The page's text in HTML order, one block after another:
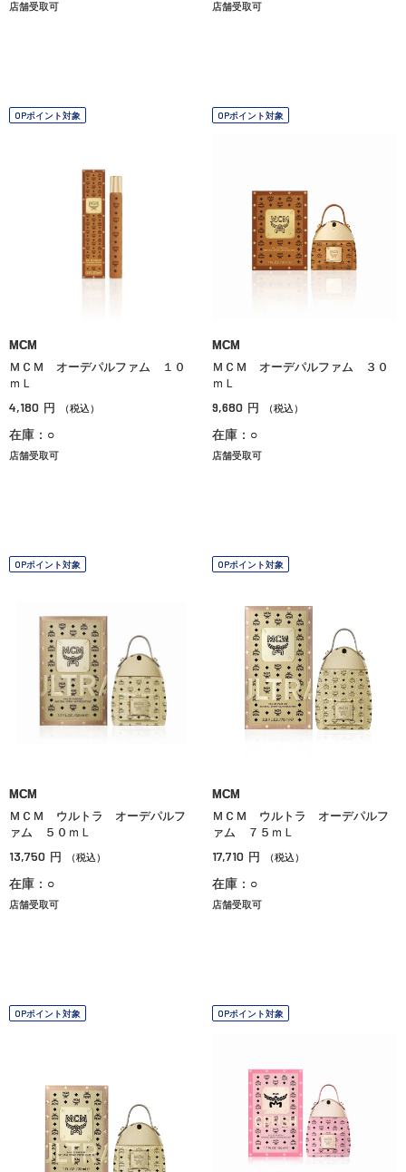
店舗受取可 店舗受取可
OPポイント対象
MCM
ＭＣＭ オーデパルファム １０
ｍＬ
4,180 円 （税込）
在庫：○
店舗受取可
OPポイント対象
MCM
ＭＣＭ オーデパルファム ３０
ｍＬ
9,680 円 （税込）
在庫：○
店舗受取可
OPポイント対象
MCM
ＭＣＭ ウルトラ オーデパルフ
ァム ５０ｍＬ
13,750 円 （税込）
在庫：○
店舗受取可
OPポイント対象
MCM
ＭＣＭ ウルトラ オーデパルフ
ァム ７５ｍＬ
17,710 円 （税込）
在庫：○
店舗受取可
OPポイント対象 OPポイント対象